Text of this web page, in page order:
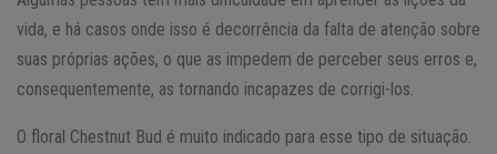
vida, e há casos onde isso é decorrência da falta de atenção sobre
suas próprias ações, o que as impedem de perceber seus erros e,
consequentemente, as tornando incapazes de corrigi-los.
O floral Chestnut Bud é muito indicado para esse tipo de situação.